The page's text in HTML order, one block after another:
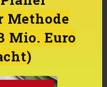
Methode
Mio. Euro